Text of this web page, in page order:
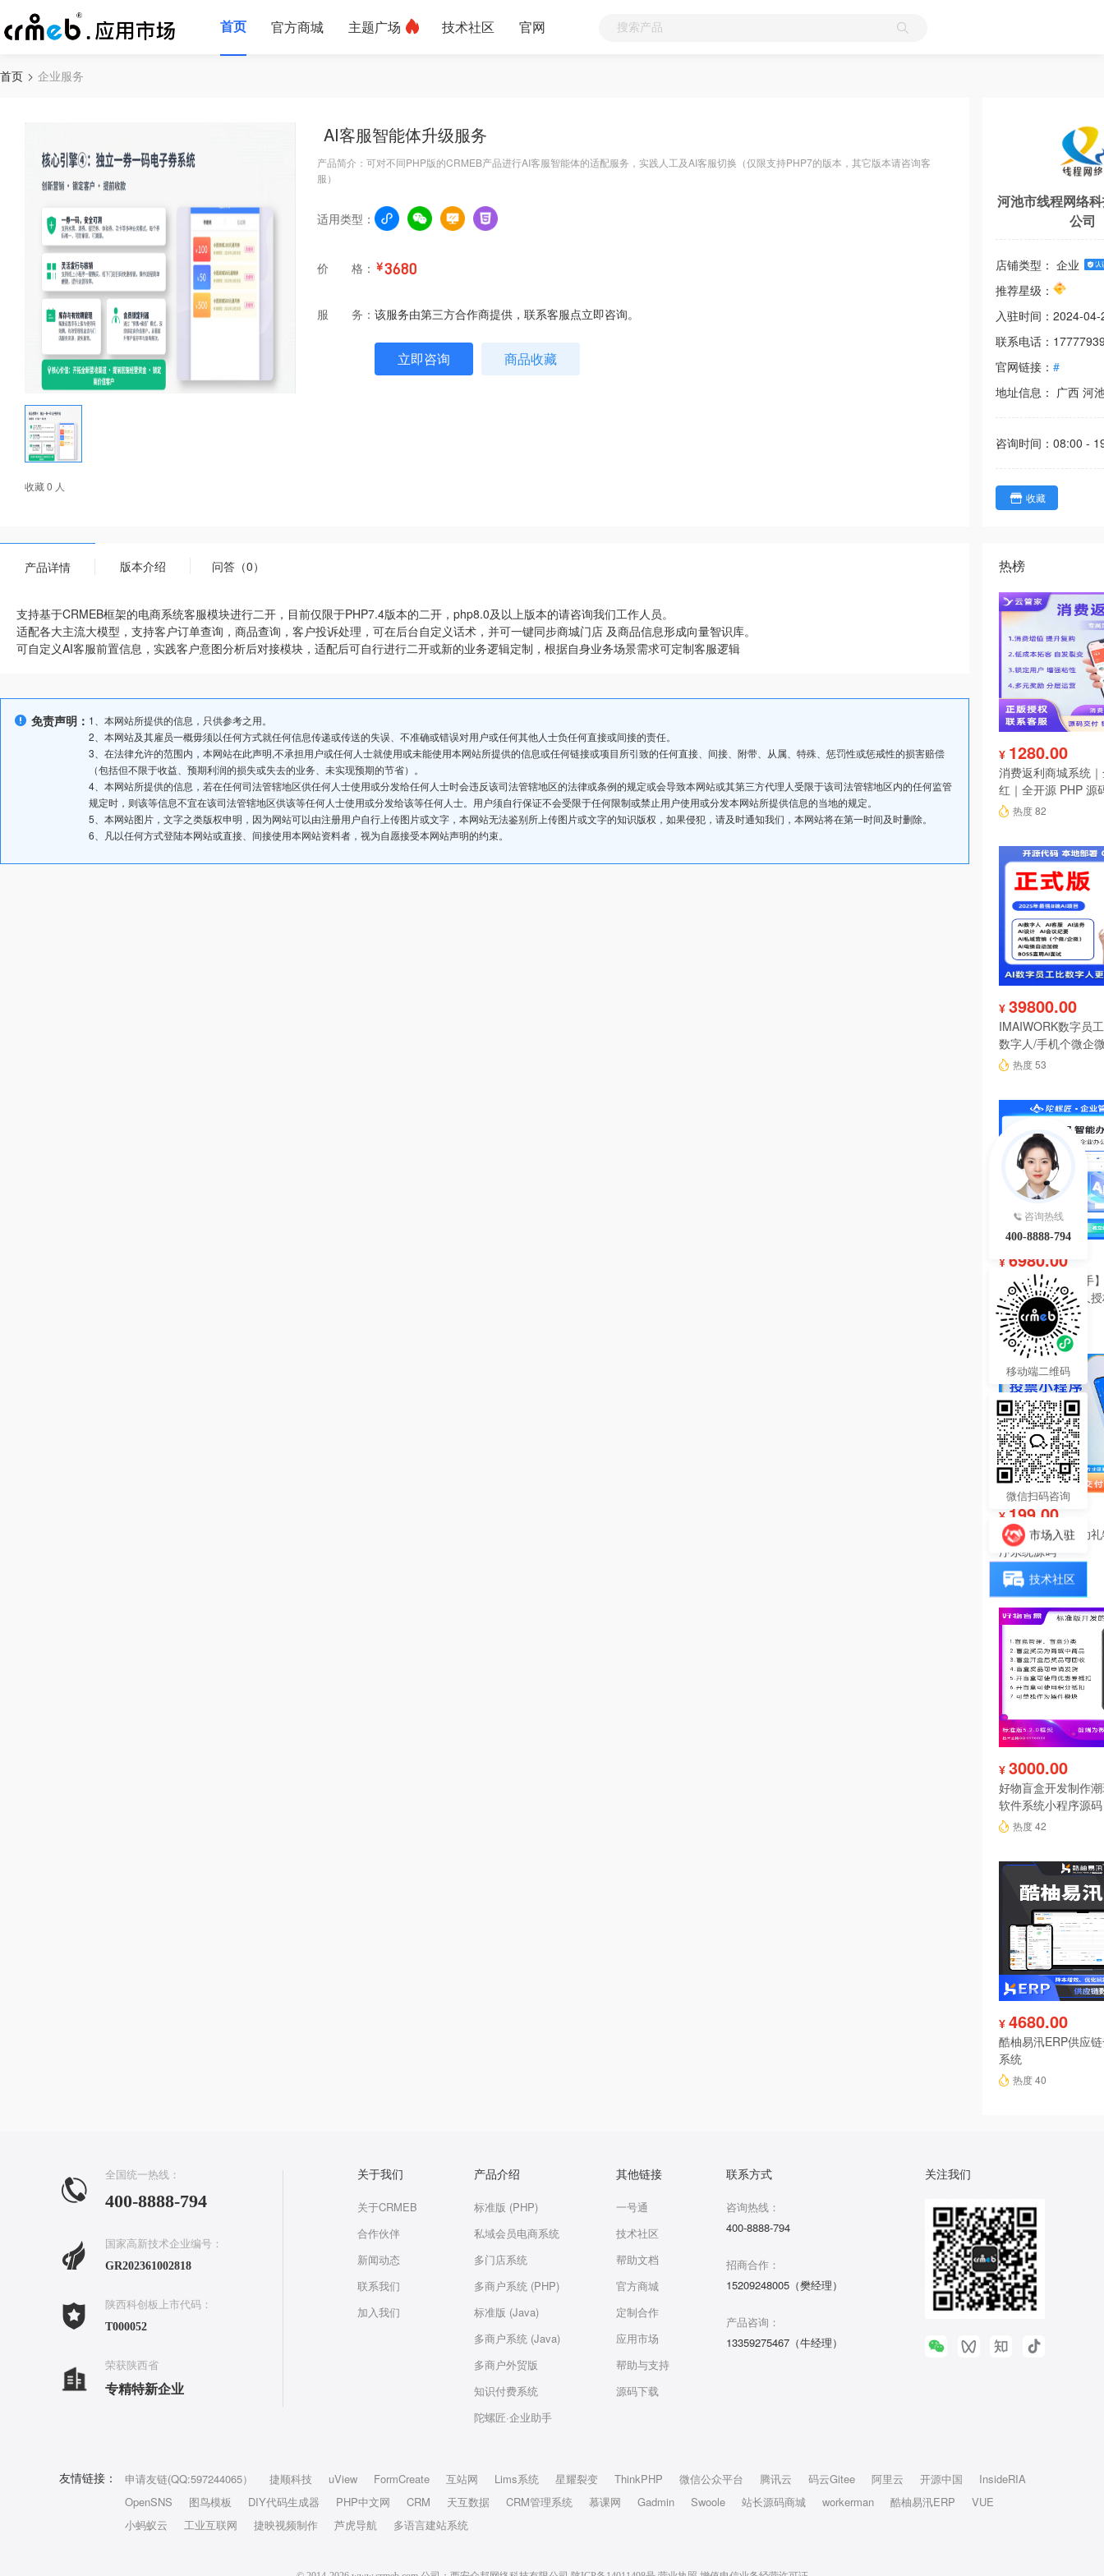
首页 官方商城 主题广场 技术社区 官网
首页 企业服务
收藏 0 人
AI客服智能体升级服务
产品简介：可对不同PHP版的CRMEB产品进行AI客服智能体的适配服务，实践人工及AI客服切换（仅限支持PHP7的版本，其它版本请咨询客
服）
适用类型：
价 格： ￥3680
服 务： 该服务由第三方合作商提供，联系客服点立即咨询。
立即咨询 商品收藏
河池市线程网络
公司
店铺类型： 企业
推荐星级：
入驻时间： 2024-04-
联系电话：
官网链接： #
地址信息： 广西 河
咨询时间： 08:00 -
收藏
产品详情 版本介绍 问答（0）
支持基于CRMEB框架的电商系统客服模块进行二开，目前仅限于PHP7.4版本的二开，php8.0及以上版本的请咨询我们工作人员。
适配各大主流大模型，支持客户订单查询，商品查询，客户投诉处理，可在后台自定义话术，并可一键同步商城门店 及商品信息形成向量智识库。
可自定义AI客服前置信息，实践客户意图分析后对接模块，适配后可自行进行二开或新的业务逻辑定制，根据自身业务场景需求可定制客服逻辑
免责声明： 1、本网站所提供的信息，只供参考之用。
2、本网站及其雇员一概毋须以任何方式就任何信息传递或传送的失误、不准确或错误对用户或任何其他人士负任何直接或间接的责任。
3、在法律允许的范围内，本网站在此声明,不承担用户或任何人士就使用或未能使用本网站所提供的信息或任何链接或项目所引致的任何直接、间接、附带、从属、特殊、惩罚性或惩戒性的损害赔偿
（包括但不限于收益、预期利润的损失或失去的业务、未实现预期的节省）。
4、本网站所提供的信息，若在任何司法管辖地区供任何人士使用或分发给任何人士时会违反该司法管辖地区的法律或条例的规定或会导致本网站或其第三方代理人受限于该司法管辖地区内的任何监管
规定时，则该等信息不宜在该司法管辖地区供该等任何人士使用或分发给该等任何人士。用户须自行保证不会受限于任何限制或禁止用户使用或分发本网站所提供信息的当地的规定。
5、本网站图片，文字之类版权申明，因为网站可以由注册用户自行上传图片或文字，本网站无法鉴别所上传图片或文字的知识版权，如果侵犯，请及时通知我们，本网站将在第一时间及时删除。
6、凡以任何方式登陆本网站或直接、间接使用本网站资料者，视为自愿接受本网站声明的约束。
热榜
¥ 1280.00
消费返利商城系统
红｜全开源 PHP 源
热度 82
¥ 39800.00
IMAIWORK数字员
数字人/手机个微企
陪练/电销/客服/法
热度 53
¥ 6980.00
【陀螺匠·企业助手
理系统独立版永久
热度 46
¥ 199.00
投票分享报名活动
序系统源码
热度 45
¥ 3000.00
好物盲盒开发制作
软件系统小程序源码
热度 42
¥ 4680.00
酷柚易汛ERP供应
系统
热度 40
咨询热线
400-8888-794
移动端二维码
微信扫码咨询
市场入驻
技术社区
全国统一热线：
400-8888-794
国家高新技术企业编号：
GR202361002818
陕西科创板上市代码：
T000052
荣获陕西省
专精特新企业
关于我们
关于CRMEB
合作伙伴
新闻动态
联系我们
加入我们
产品介绍
标准版 (PHP)
私域会员电商系统
多门店系统
多商户系统 (PHP)
标准版 (Java)
多商户系统 (Java)
多商户外贸版
知识付费系统
陀螺匠·企业助手
其他链接
一号通
技术社区
帮助文档
官方商城
定制合作
应用市场
帮助与支持
源码下载
联系方式
咨询热线：
400-8888-794
招商合作：
15209248005（樊经理）
产品咨询：
13359275467（牛经理）
关注我们
友情链接： 申请友链(QQ:597244065） 捷顺科技 uView FormCreate 互站网 Lims系统 星耀裂变 ThinkPHP 微信公众平台 腾讯云 码云Gitee 阿里云 开源中国
InsideRIA
OpenSNS
图鸟模板 DIY代码生成器 PHP中文网 CRM 天互数据 CRM管理系统 慕课网 Gadmin Swoole 站长源码商城 workerman 酷柚易汛ERP
VUE
小蚂蚁云
工业互联网 捷映视频制作 芦虎导航 多语言建站系统